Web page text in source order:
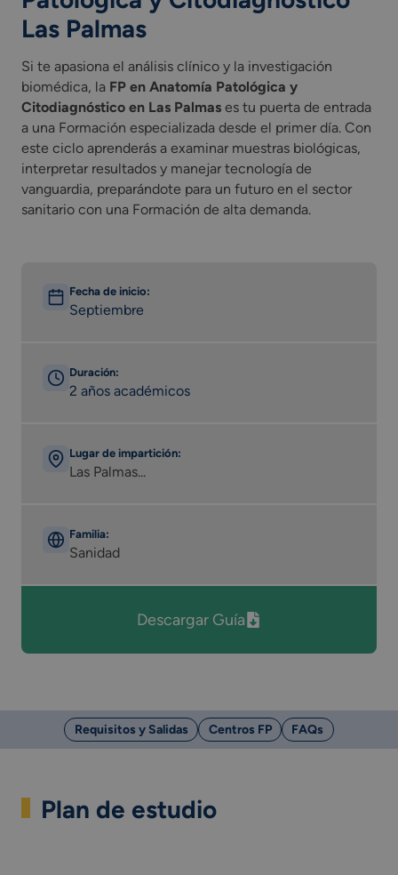
Las Palmas
Si te apasiona el análisis clínico y la investigación
biomédica, la FP en Anatomía Patológica y
Citodiagnóstico en Las Palmas es tu puerta de entrada
a una Formación especializada desde el primer día. Con
este ciclo aprenderás a examinar muestras biológicas,
interpretar resultados y manejar tecnología de
vanguardia, preparándote para un futuro en el sector
sanitario con una Formación de alta demanda.
Fecha de inicio:
Septiembre
Duración:
2 años académicos
Lugar de impartición:
Las Palmas...
Familia:
Sanidad
Descargar Guía
Requisitos y Salidas Centros FP FAQs
Plan de estudio